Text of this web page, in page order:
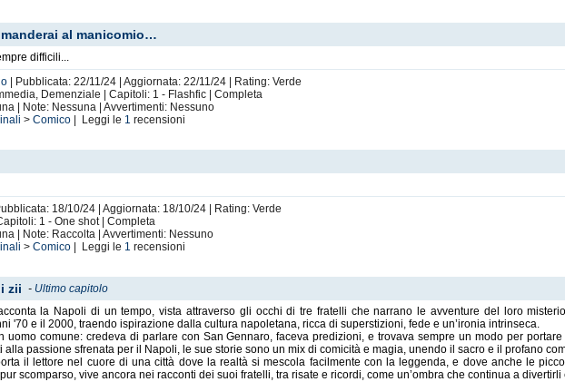
al manicomio…
difficili...
| Pubblicata: 22/11/24 | Aggiornata: 22/11/24 | Rating: Verde
Demenziale | Capitoli: 1 - Flashfic | Completa
| Note: Nessuna | Avvertimenti: Nessuno
>Comico | Leggi le 1 recensioni
18/10/24 | Aggiornata: 18/10/24 | Rating: Verde
1 - One shot | Completa
| Note: Raccolta | Avvertimenti: Nessuno
>Comico | Leggi le 1 recensioni
zii - Ultimo capitolo
la Napoli di un tempo, vista attraverso gli occhi di tre fratelli che narrano le avventure del loro
'70 e il 2000, traendo ispirazione dalla cultura napoletana, ricca di superstizioni, fede e un’ironia intrinseca.
uomo comune: credeva di parlare con San Gennaro, faceva predizioni, e trovava sempre un modo per
alla passione sfrenata per il Napoli, le sue storie sono un mix di comicità e magia, unendo il sacro e il profano
il lettore nel cuore di una città dove la realtà si mescola facilmente con la leggenda, e dove anche le
scomparso, vive ancora nei racconti dei suoi fratelli, tra risate e ricordi, come un’ombra che continua a divertirli